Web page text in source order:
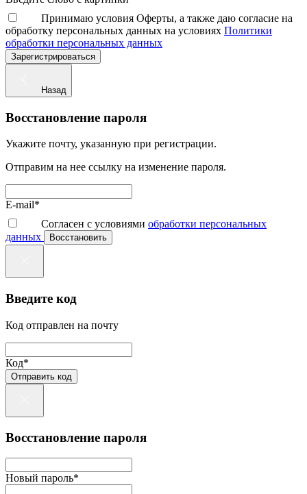
Принимаю условия Оферты, а также даю согласие на
обработку персональных данных на условиях Политики
обработки персональных данных
Зарегистрироваться
Назад
Восстановление пароля
Укажите почту, указанную при регистрации.
Отправим на нее ссылку на изменение пароля.
E-mail*
Согласен с условиями обработки персональных
данных
Восстановить
Введите код
Код отправлен на почту
Код*
Отправить код
Восстановление пароля
Новый пароль*